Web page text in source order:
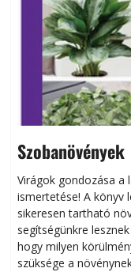
Szobanövények
Virágok gondozása a
ismertetése! A könyv
sikeresen tart­ha­tó
segítségünkre
hogy milyen
szüksége a